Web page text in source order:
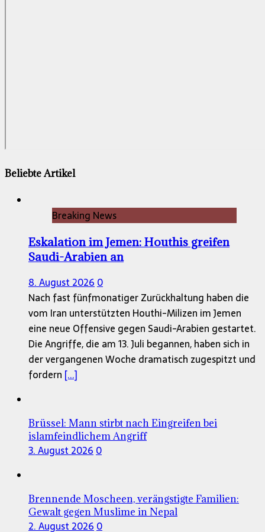
Beliebte Artikel
Breaking News
Eskalation im Jemen: Houthis greifen
Saudi-Arabien an
8. August 20260
Nach fast fünfmonatiger Zurückhaltung haben die
vom Iran unterstützten Houthi-Milizen im Jemen
eine neue Offensive gegen Saudi-Arabien gestartet.
Die Angriffe, die am 13. Juli begannen, haben sich in
der vergangenen Woche dramatisch zugespitzt und
fordern [...]
Brüssel: Mann stirbt nach Eingreifen bei
islamfeindlichem Angriff
3. August 20260
Brennende Moscheen, verängstigte Familien:
Gewalt gegen Muslime in Nepal
2. August 20260